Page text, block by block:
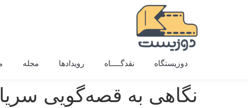
دوزیستگاه نقدگــــاه رویدادها مجله
نگاهی به قصه‌گویی